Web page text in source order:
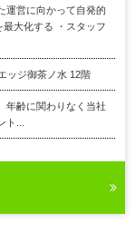
運営に向かって自発的
大化する ・スタッフ
ッジ御茶ノ水 12階
年齢に関わりなく当社
...